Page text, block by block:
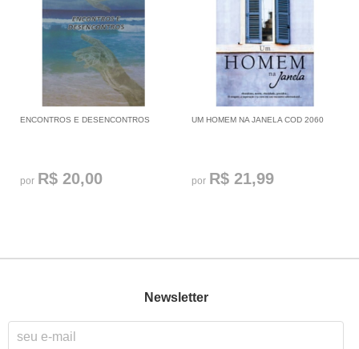
ENCONTROS E DESENCONTROS
por R$ 20,00
UM HOMEM NA JANELA COD 2060
por R$ 21,99
Newsletter